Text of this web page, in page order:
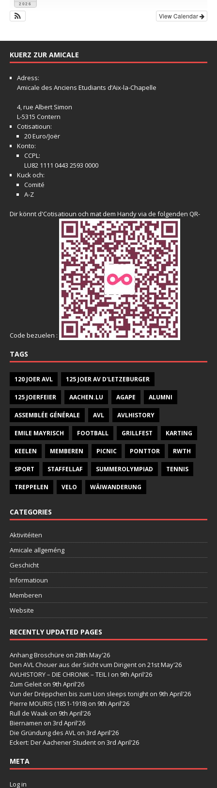
2026
View Calendar
KUERZ ZUR AMICALE
Adress:
Amicale des Anciens Etudiants d’Aix-la-Chapelle
4, rue Albert Simon
L-5315 Contern
Cotisatioun:
20 Euro/Joër
Konto:
CCPL:
LU82 1111 0443 2593 0000
Kuck och:
Comité
A-Z
Dir könnt d'Cotisatioun och mat dem Handy via de folgenden QR-
Code bezuelen :
TAGS
120 JOER AVL 125 JOER AV D'LETZEBURGER
125 JOERFEIER AACHEN.LU AGAPE ALUMNI
ASSEMBLÉE GÉNÉRALE AVL AVLHISTORY
EMILE MAYRISCH FOOTBALL GRILLFEST KARTING
KEELEN MEMBEREN PICNIC PONTTOR RWTH
SPORT STAFFELLAF SUMMEROLYMPIAD TENNIS
TREPPELEN VELO WÄIWANDERUNG
CATEGORIES
Aktivitéiten
Amicale allgeméng
Geschicht
Informatioun
Memberen
Website
RECENTLY UPDATED PAGES
Anhang Broschüre on 28th May'26
Den AVL Chouer aus der Siicht vum Dirigent on 21st May'26
AVLHISTORY – DIE CHRONIK – TEIL I on 9th April'26
Zum Geleit on 9th April'26
Vun der Drëppchen bis zum Lion sleeps tonight on 9th April'26
Pierre MOURIS (1851-1918) on 9th April'26
Rull de Waak on 9th April'26
Biernamen on 3rd April'26
Die Gründung des AVL on 3rd April'26
Eckert: Der Aachener Student on 3rd April'26
META
Log in